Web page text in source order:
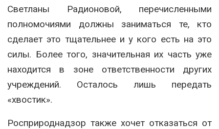
Светланы Радионовой, перечисленными
полномочиями должны заниматься те, кто
сделает это тщательнее и у кого есть на это
силы. Более того, значительная их часть уже
находится в зоне ответственности других
учреждений. Осталось лишь передать
«хвостик».
Росприроднадзор также хочет отказаться от